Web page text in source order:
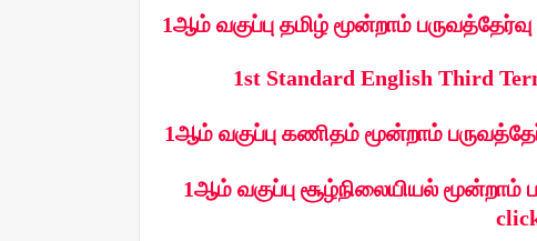
1ஆம் வகுப்பு தமிழ் மூன்றாம்
1st Standard English Third
1ஆம் வகுப்பு கணிதம் மூன்றாம்
1ஆம் வகுப்பு சூழ்நிலையியல் மூன்றாம்